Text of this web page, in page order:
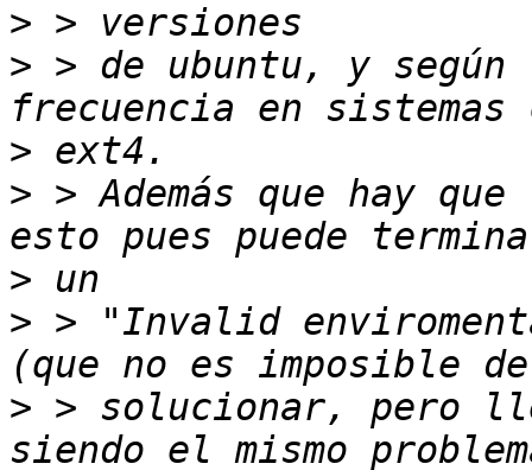
>
> > de ubuntu, y
>
> > Además que hay
>
> > "Invalid
> > solucionar, pero